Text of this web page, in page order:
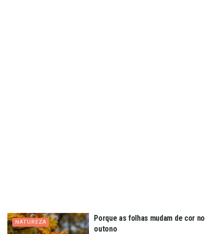
NATUREZA
Porque as folhas mudam de cor no
outono